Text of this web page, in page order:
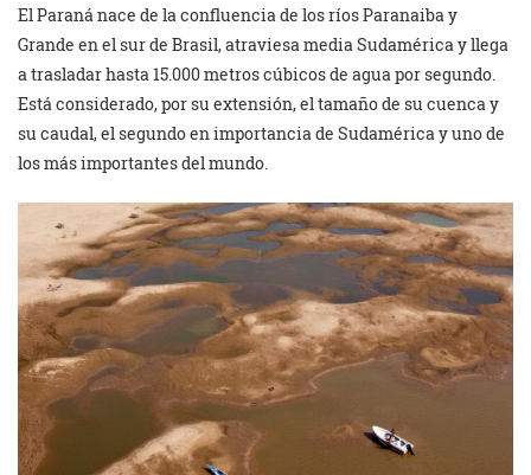
El Paraná nace de la confluencia de los ríos Paranaiba y
Grande en el sur de Brasil, atraviesa media Sudamérica y llega
a trasladar hasta 15.000 metros cúbicos de agua por segundo.
Está considerado, por su extensión, el tamaño de su cuenca y
su caudal, el segundo en importancia de Sudamérica y uno de
los más importantes del mundo.